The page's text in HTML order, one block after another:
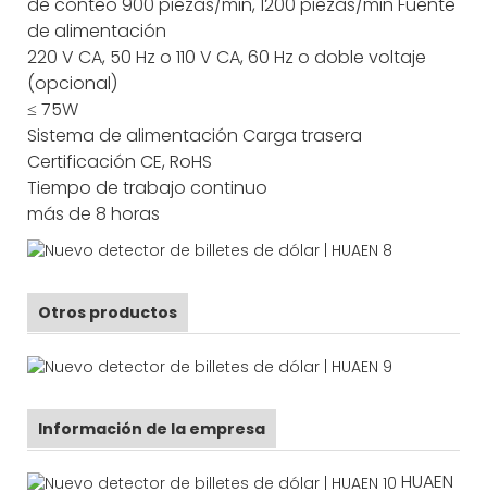
de alimentación
220 V CA, 50 Hz o 110 V CA, 60 Hz o doble voltaje
(opcional)
≤ 75W
Sistema de alimentación Carga trasera
Certificación CE, RoHS
Tiempo de trabajo continuo
más de 8 horas
Otros productos
Información de la empresa
HUAEN